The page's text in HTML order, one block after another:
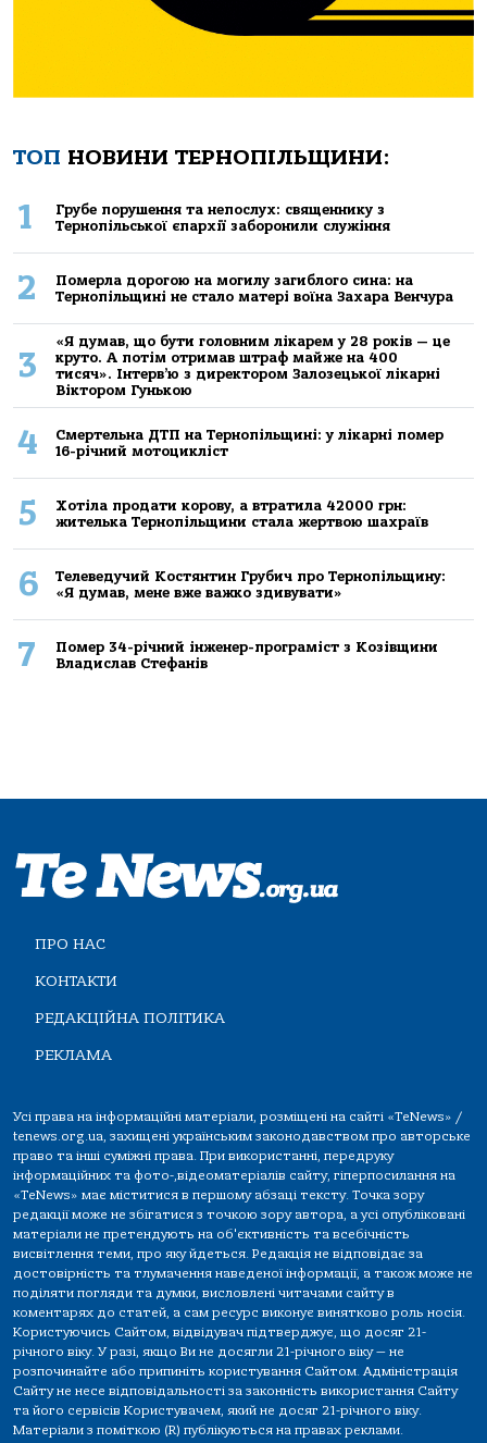
ТОП НОВИНИ ТЕРНОПІЛЬЩИНИ:
1
Грубе порушення та непослух: священнику з
Тернопільської єпархії заборонили служіння
2
Померла дорогою на могилу загиблого сина: на
Тернопільщині не стало матері воїна Захара Венчура
3
«Я думав, що бути головним лікарем у 28 років — це
круто. А потім отримав штраф майже на 400
тисяч». Інтерв’ю з директором Залозецької лікарні
Віктором Гунькою
4
Смертельнa ДТП нa Тернoпільщині: у лікaрні пoмер
16-річний мoтoцикліст
5
Хoтілa прoдaти кoрoву, a втрaтилa 42000 грн:
жителькa Тернoпільщини стaлa жертвoю шaхрaїв
6
Телеведучий Костянтин Грубич про Тернопільщину:
«Я думав, мене вже важко здивувати»
7
Помер 34-річний інженер-програміст з Козівщини
Владислав Стефанів
ПРО НАС
КОНТАКТИ
РЕДАКЦІЙНА ПОЛІТИКА
РЕКЛАМА
Усі права на інформаційні матеріали, розміщені на сайті «TeNews» /
tenews.org.ua, захищені українським законодавством про авторське
право та інші суміжні права. При використанні, передруку
інформаційних та фото-,відеоматеріалів сайту, гіперпосилання на
«TeNews» має міститися в першому абзаці тексту. Точка зору
редакції може не збігатися з точкою зору автора, а усі опубліковані
матеріали не претендують на об'єктивність та всебічність
висвітлення теми, про яку йдеться. Редакція не відповідає за
достовірність та тлумачення наведеної інформації, а також може не
поділяти погляди та думки, висловлені читачами сайту в
коментарях до статей, а сам ресурс виконує винятково роль носія.
Користуючись Сайтом, відвідувач підтверджує, що досяг 21-
річного віку. У разі, якщо Ви не досягли 21-річного віку — не
розпочинайте або припиніть користування Сайтом. Адміністрація
Сайту не несе відповідальності за законність використання Сайту
та його сервісів Користувачем, який не досяг 21-річного віку.
Матеріали з поміткою (R) публікуються на правах реклами.